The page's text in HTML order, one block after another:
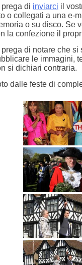
di inviarci il
o collegati a una e-
o su disco. Se
la confezione il
di notare che si
le immagini,
si dichiari contraria.
dalle feste di